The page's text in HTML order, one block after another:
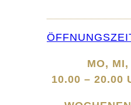
MO, MI,
10.00 – 20.00